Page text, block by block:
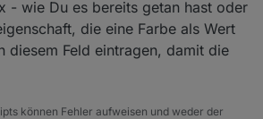
- wie Du es bereits getan hast oder
die eine Farbe als Wert
diesem Feld eintragen, damit die
können Fehler aufweisen und weder der